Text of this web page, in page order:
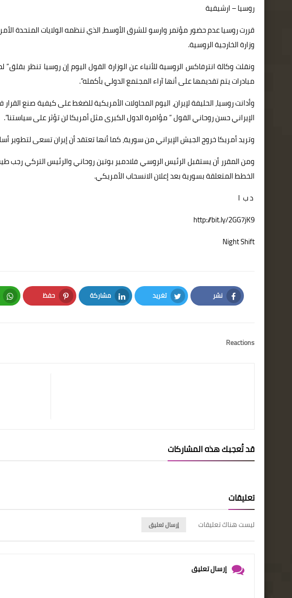
روسيا – ارشيفية
قررت روسيا عدم حضور مؤتمر وارسو للشرق الأوسط، الذي تنظمه الولايات المتحدة
وزارة الخارجية الروسية.
ونقلت وكالة انترفاكس الروسية للأنباء عن الوزارة القول اليوم إن روسيا تنظر
مبادرات يتم تقديمها على أنها آراء المجتمع الدولي بأكمله”.
وأدانت روسيا، الحليفة لإيران، اليوم المحاولات الأمريكية للضغط على كيفية صنع
الإيراني حسن روحاني القول ” مؤامرة الدول الكبرى مثل أمريكا لن تؤثر على سياستنا”.
وتريد أمريكا خروج الجيش الإيراني من سورية، كما أنها تعتقد أن إيران تسعى لتطوير
ومن المقرر أن يستقبل الرئيس الروسي فلادمير بوتين روحاني والرئيس التركي
الخطط المتعلقة بسورية بعد إعلان الانسحاب الأمريكي.
د ب ا
http://bit.ly/2GG7jK9
Night Shift
نشر
Facebook
تغريد
Twitter
مشاركة
LinkedIn
حفظ
Pinterest
Reactions
قد تُعجبك هذه المشاركات
تعليقات
ليست هناك تعليقات إرسال تعليق
إرسال تعليق